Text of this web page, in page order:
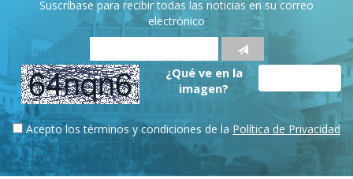
Suscríbase para recibir todas las noticias en su correo
electrónico
¿Qué ve en la
imagen?
Acepto los términos y condiciones de la Política de Privacidad